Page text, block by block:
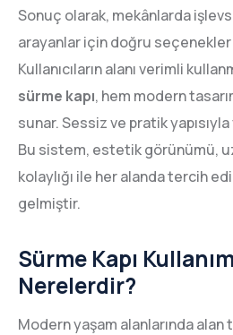
Sonuç olarak, mekânlarda
arayanlar için doğru
Kullanıcıların alanı verimli
sürme kapı, hem modern
sunar. Sessiz ve pratik
Bu sistem, estetik görünümü,
kolaylığı ile her alanda tercih
gelmiştir.
Sürme Kapı
Nerelerdir?
Modern yaşam alanlarında